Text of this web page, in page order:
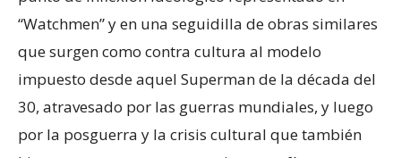
“Watchmen” y en una seguidilla de obras similares
que surgen como contra cultura al modelo
impuesto desde aquel Superman de la década del
30, atravesado por las guerras mundiales, y luego
por la posguerra y la crisis cultural que también